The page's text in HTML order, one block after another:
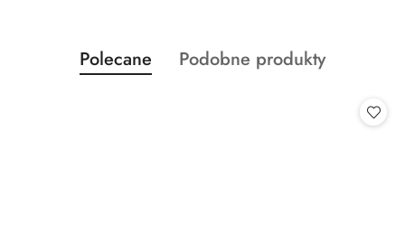
Pomiń karuzelę produktów
Produkty
o
Polecane
Produkty
Podobne produkty